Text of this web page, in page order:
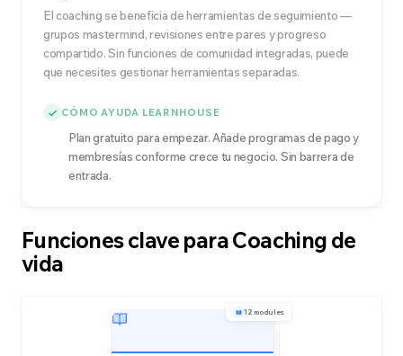
El coaching se beneficia de herramientas de seguimiento —
grupos mastermind, revisiones entre pares y progreso
compartido. Sin funciones de comunidad integradas, puede
que necesites gestionar herramientas separadas.
CÓMO AYUDA LEARNHOUSE
Plan gratuito para empezar. Añade programas de pago y
membresías conforme crece tu negocio. Sin barrera de
entrada.
Funciones clave para Coaching de
vida
12 modules